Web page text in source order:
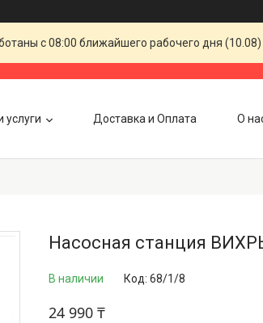
с 08:00 ближайшего рабочего дня (10.08)
услуги Доставка и Оплата О
Насосная станция
В наличии Код: 68/1/8
24 990 ₸